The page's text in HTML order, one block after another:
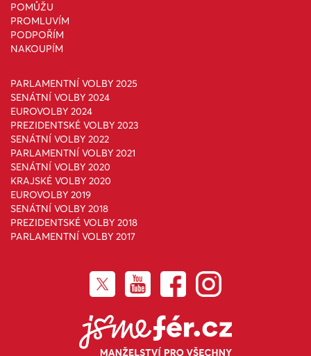
POMŮŽU
PROMLUVÍM
PODPOŘÍM
NAKOUPÍM
PARLAMENTNÍ VOLBY 2025
SENÁTNÍ VOLBY 2024
EUROVOLBY 2024
PREZIDENTSKÉ VOLBY 2023
SENÁTNÍ VOLBY 2022
PARLAMENTNÍ VOLBY 2021
SENÁTNÍ VOLBY 2020
KRAJSKÉ VOLBY 2020
EUROVOLBY 2019
SENÁTNÍ VOLBY 2018
PREZIDENTSKÉ VOLBY 2018
PARLAMENTNÍ VOLBY 2017